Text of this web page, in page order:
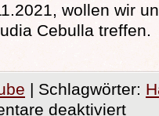
wollen wir
Cebulla treffen.
| Schlagwörter:
deaktiviert